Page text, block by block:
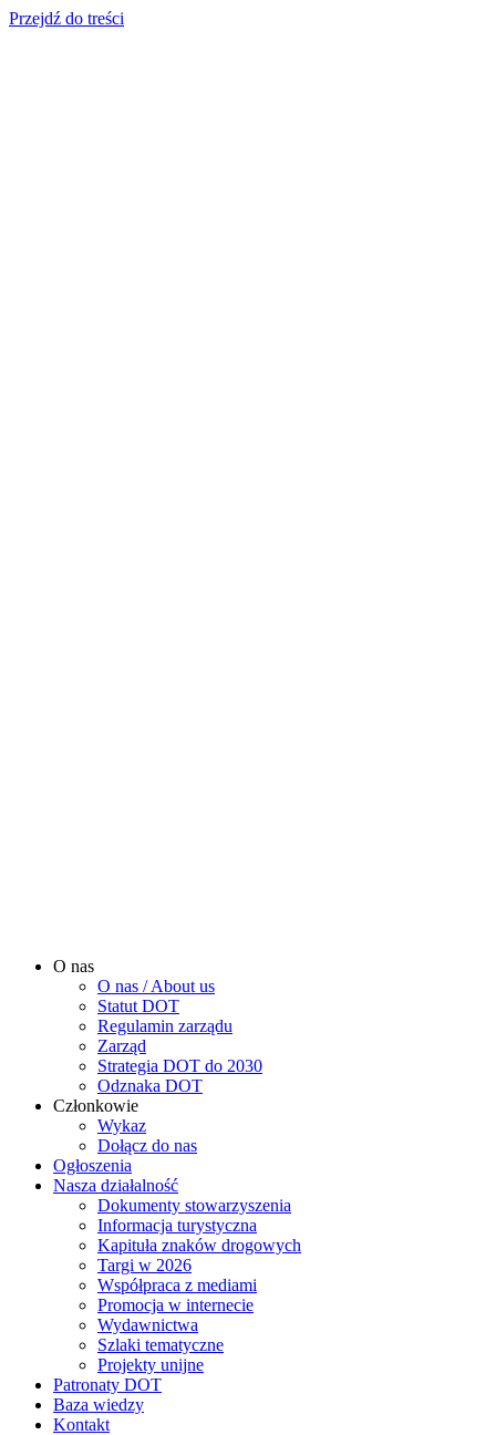
Przejdź do treści
O nas
O nas / About us
Statut DOT
Regulamin zarządu
Zarząd
Strategia DOT do 2030
Odznaka DOT
Członkowie
Wykaz
Dołącz do nas
Ogłoszenia
Nasza działalność
Dokumenty stowarzyszenia
Informacja turystyczna
Kapituła znaków drogowych
Targi w 2026
Współpraca z mediami
Promocja w internecie
Wydawnictwa
Szlaki tematyczne
Projekty unijne
Patronaty DOT
Baza wiedzy
Kontakt